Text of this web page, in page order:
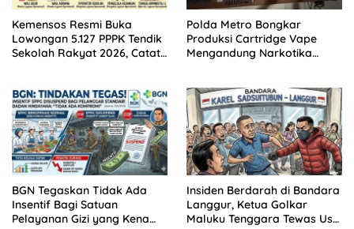
Kemensos Resmi Buka
Lowongan 5.127 PPPK Tendik
Sekolah Rakyat 2026, Catat
Polda Metro Bongkar
Produksi Cartridge Vape
Mengandung Narkotika
BGN Tegaskan Tidak Ada
Insentif Bagi Satuan
Pelayanan Gizi yang Kena
Insiden Berdarah di Bandara
Langgur, Ketua Golkar
Maluku Tenggara Tewas Usai